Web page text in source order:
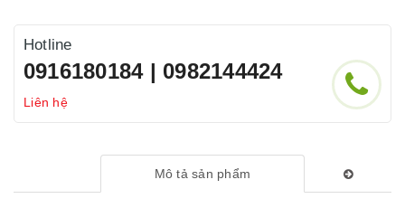
Hotline
0916180184 | 0982144424
Liên hệ
Mô tả sản phẩm